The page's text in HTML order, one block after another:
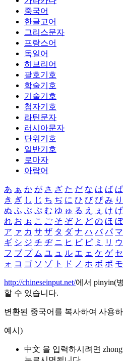
중국어
한글고어
그리스문자
프랑스어
독일어
히브리어
괄호기호
학술기호
기술기호
첨자기호
라틴문자
러시아문자
단위기호
일반기호
로마자
아랍어
あ ぁ か が さ ざ た だ な は ば ぱ
き ぎ し じ ち ぢ に ひ び ぴ み り
ぬ ふ ぶ ぷ む ゆ ゅ る え ぇ け げ
れ お ぉ こ ご そ ぞ と ど の ほ ぼ
ア ァ カ サ ザ タ ダ ナ ハ バ パ マ
ギ シ ジ チ ヂ ニ ヒ ビ ピ ミ リ ウ
フ ブ プ ム ユ ュ ル エ ェ ケ ゲ セ
ォ コ ゴ ソ ゾ ト ド ノ ホ ボ ポ モ
http://chineseinput.net/에서 pinyin(
할 수 있습니다.
변환된 중국어를 복사하여 사용
예시)
中文 을 입력하시려면